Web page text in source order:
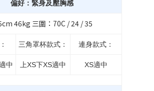
偏好：緊身及壓胸感
46kg 三圍：70C / 24 / 35
三角罩杯款式： 連身款式：
中 上XS下XS適中 XS適中